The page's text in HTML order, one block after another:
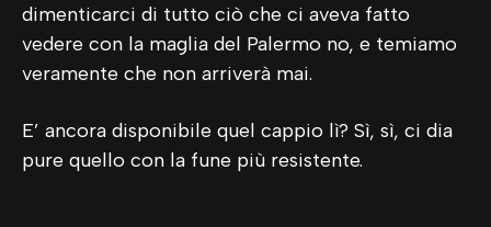
dimenticarci di tutto ciò che ci aveva fatto
vedere con la maglia del Palermo no, e temiamo
veramente che non arriverà mai.
E’ ancora disponibile quel cappio lì? Sì, sì, ci dia
pure quello con la fune più resistente.